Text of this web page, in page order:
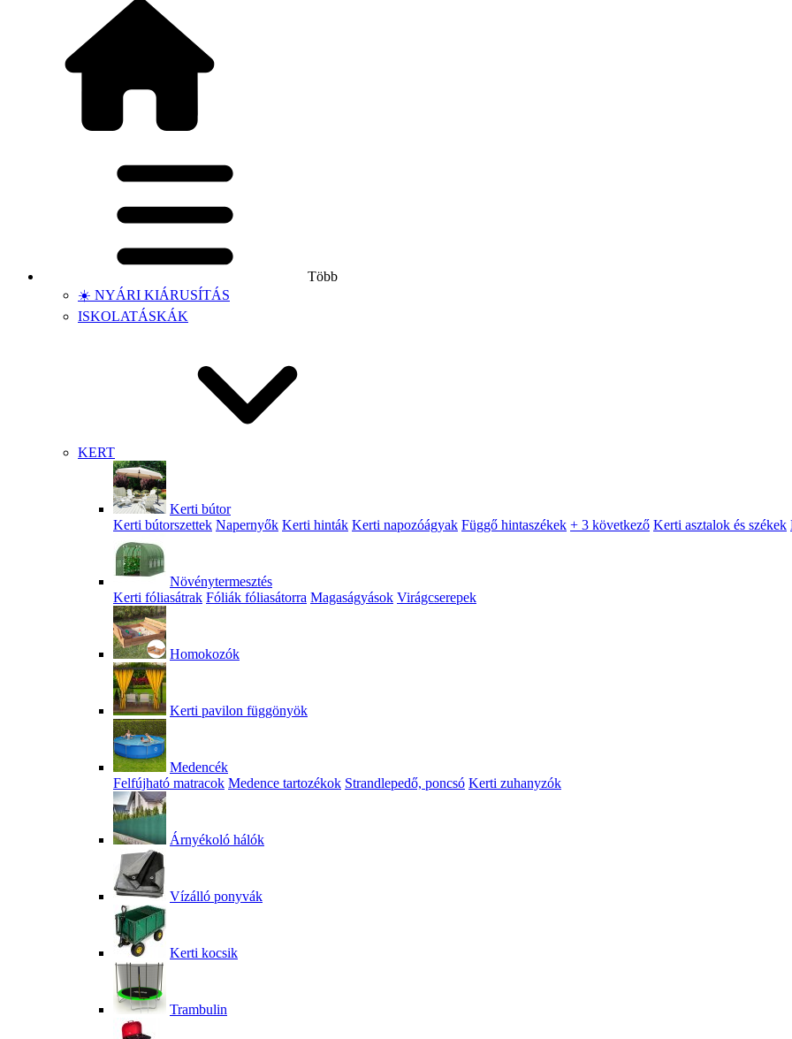
Több
☀️ NYÁRI KIÁRUSÍTÁS
ISKOLATÁSKÁK
KERT
Kerti bútor
Kerti bútorszettek Napernyők Kerti hinták Kerti napozóágyak Függő hintaszékek + 3 következő Kerti asztalok és székek
Növénytermesztés
Kerti fóliasátrak Fóliák fóliasátorra Magaságyások Virágcserepek
Homokozók
Kerti pavilon függönyök
Medencék
Felfújható matracok Medence tartozékok Strandlepedő, poncsó Kerti zuhanyzók
Árnyékoló hálók
Vízálló ponyvák
Kerti kocsik
Trambulin